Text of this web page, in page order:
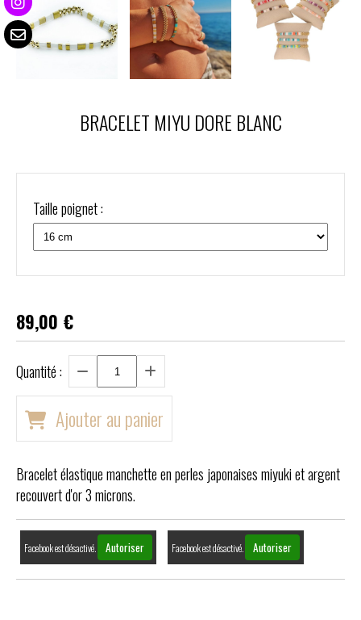
BRACELET MIYU DORE BLANC
Taille poignet :
89,00 €
Quantité :
Ajouter au panier
Bracelet élastique manchette en perles japonaises miyuki et argent
recouvert d'or 3 microns.
Facebook est désactivé. Autoriser Facebook est désactivé. Autoriser